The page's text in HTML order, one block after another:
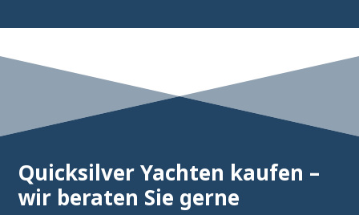
Quicksilver Yachten kaufen –
wir beraten Sie gerne